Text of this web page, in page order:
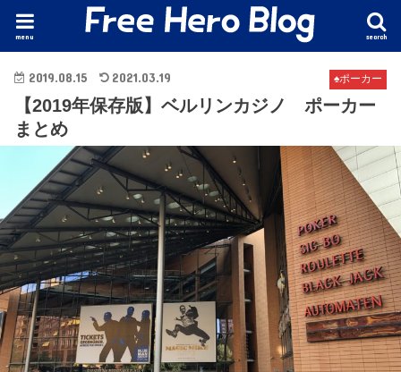
search
menu
♠️ポーカー
2019.08.15 2021.03.19
【2019年保存版】ベルリンカジノ ポーカー
まとめ